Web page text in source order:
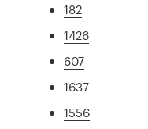
182
1426
607
1637
1556